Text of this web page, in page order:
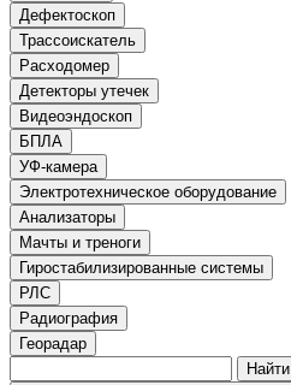
Дефектоскоп
Трассоискатель
Расходомер
Детекторы утечек
Видеоэндоскоп
БПЛА
УФ-камера
Электротехническое оборудование
Анализаторы
Мачты и треноги
Гиростабилизированные системы
РЛС
Радиография
Георадар
Найти